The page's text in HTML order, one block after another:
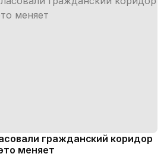
гражданский коридор
меняет